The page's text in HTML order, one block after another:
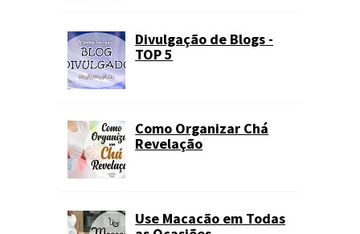
Divulgação de Blogs -
TOP 5
Como Organizar Chá
Revelação
Use Macacão em Todas